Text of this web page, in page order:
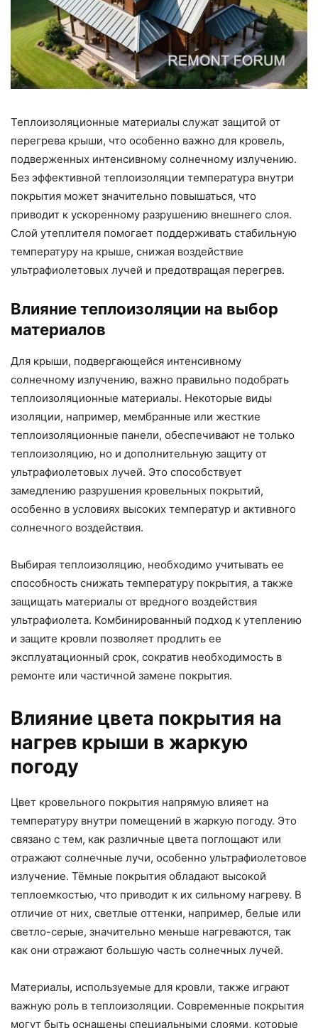
Теплоизоляционные материалы служат защитой от
перегрева крыши, что особенно важно для кровель,
подверженных интенсивному солнечному излучению.
Без эффективной теплоизоляции температура внутри
покрытия может значительно повышаться, что
приводит к ускоренному разрушению внешнего слоя.
Слой утеплителя помогает поддерживать стабильную
температуру на крыше, снижая воздействие
ультрафиолетовых лучей и предотвращая перегрев.
Влияние теплоизоляции на выбор
материалов
Для крыши, подвергающейся интенсивному
солнечному излучению, важно правильно подобрать
теплоизоляционные материалы. Некоторые виды
изоляции, например, мембранные или жесткие
теплоизоляционные панели, обеспечивают не только
теплоизоляцию, но и дополнительную защиту от
ультрафиолетовых лучей. Это способствует
замедлению разрушения кровельных покрытий,
особенно в условиях высоких температур и активного
солнечного воздействия.
Выбирая теплоизоляцию, необходимо учитывать ее
способность снижать температуру покрытия, а также
защищать материалы от вредного воздействия
ультрафиолета. Комбинированный подход к утеплению
и защите кровли позволяет продлить ее
эксплуатационный срок, сократив необходимость в
ремонте или частичной замене покрытия.
Влияние цвета покрытия на
нагрев крыши в жаркую
погоду
Цвет кровельного покрытия напрямую влияет на
температуру внутри помещений в жаркую погоду. Это
связано с тем, как различные цвета поглощают или
отражают солнечные лучи, особенно ультрафиолетовое
излучение. Тёмные покрытия обладают высокой
теплоемкостью, что приводит к их сильному нагреву. В
отличие от них, светлые оттенки, например, белые или
светло-серые, значительно меньше нагреваются, так
как они отражают большую часть солнечных лучей.
Материалы, используемые для кровли, также играют
важную роль в теплоизоляции. Современные покрытия
могут быть оснащены специальными слоями, которые